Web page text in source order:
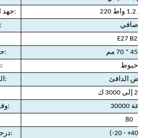
جهد الإخراج / الطاقة:
/ 1.2 واط
لون اللمبة:
صافي
E27 B22
حجم المصباح:
نوع الصمام:
خيوط
اللون المنبعث:
الأبيض الدافئ
وقت حياة العمل:
30000 ساعة
80
درجة حرارة العمل:
(-20 - +40